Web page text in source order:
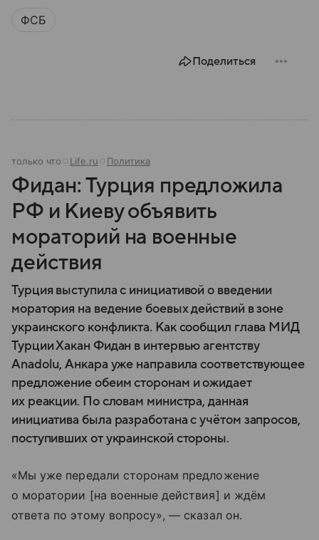
России, какие задачи выполняет министерство, как
ФСБ
Поделиться
только что Life.ru Политика
Фидан: Турция предложила
РФ и Киеву объявить
мораторий на военные
действия
Турция выступила с инициативой о введении
моратория на ведение боевых действий в зоне
украинского конфликта. Как сообщил глава МИД
Турции Хакан Фидан в интервью агентству
Anadolu, Анкара уже направила соответствующее
предложение обеим сторонам и ожидает
их реакции. По словам министра, данная
инициатива была разработана с учётом запросов,
поступивших от украинской стороны.
«Мы уже передали сторонам предложение
о моратории [на военные действия] и ждём
ответа по этому вопросу», — сказал он.